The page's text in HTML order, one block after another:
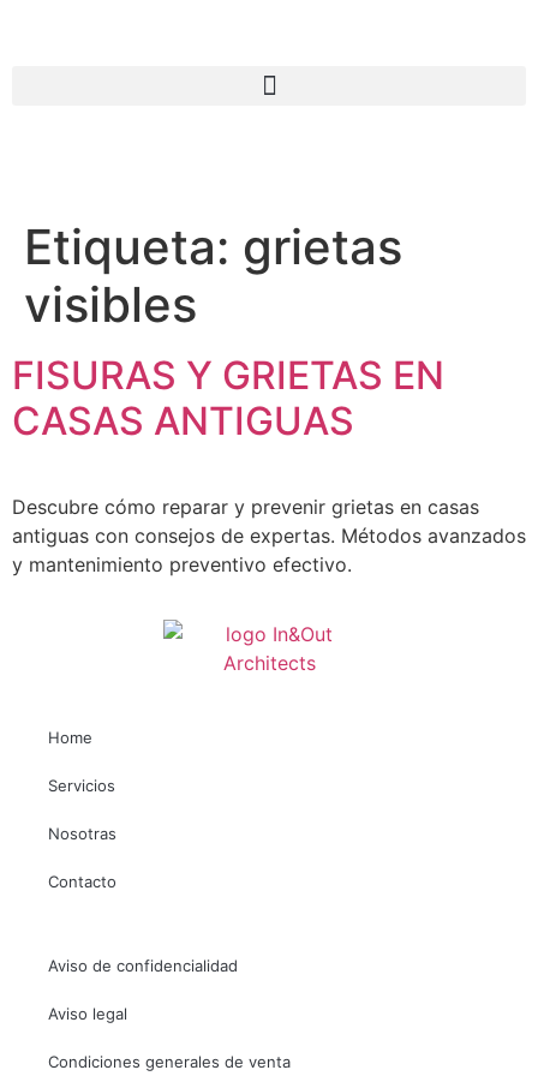
Etiqueta: grietas
visibles
FISURAS Y GRIETAS EN
CASAS ANTIGUAS
Descubre cómo reparar y prevenir grietas en casas
antiguas con consejos de expertas. Métodos avanzados
y mantenimiento preventivo efectivo.
Home
Servicios
Nosotras
Contacto
Aviso de confidencialidad
Aviso legal
Condiciones generales de venta
Necesarias
cookies no
opcionales.
para que
web.